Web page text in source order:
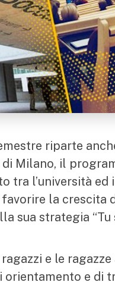
riparte
Milano, il
tra l’università
la crescita
sua strategia “Tu
e le
orientamento e di